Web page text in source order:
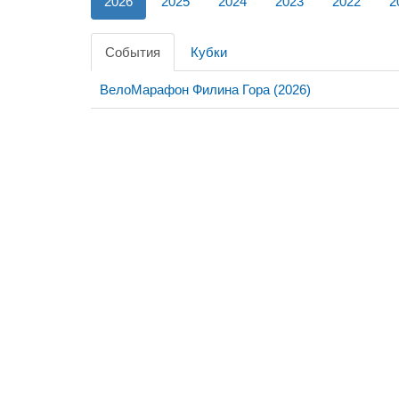
События Кубки
ВелоМарафон Филина Гора (2026)